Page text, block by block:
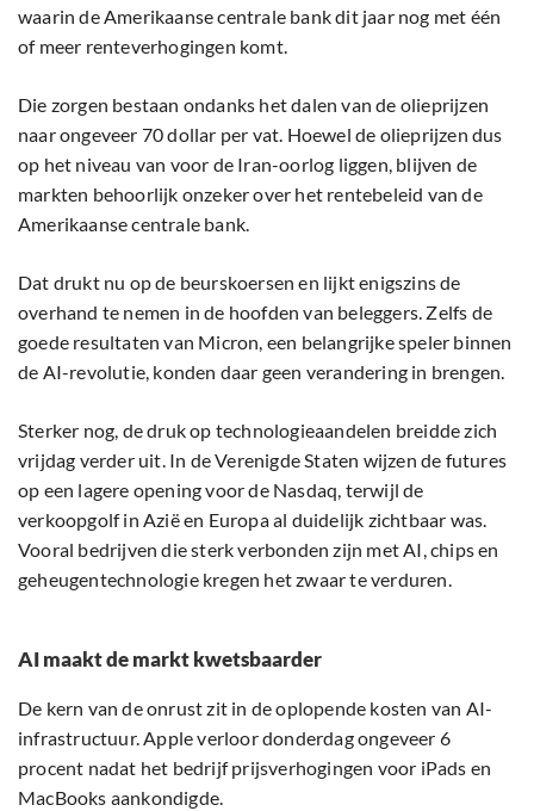
waarin de Amerikaanse centrale bank dit jaar nog met één
of meer renteverhogingen komt.
Die zorgen bestaan ondanks het dalen van de olieprijzen
naar ongeveer 70 dollar per vat. Hoewel de olieprijzen dus
op het niveau van voor de Iran-oorlog liggen, blijven de
markten behoorlijk onzeker over het rentebeleid van de
Amerikaanse centrale bank.
Dat drukt nu op de beurskoersen en lijkt enigszins de
overhand te nemen in de hoofden van beleggers. Zelfs de
goede resultaten van Micron, een belangrijke speler binnen
de AI-revolutie, konden daar geen verandering in brengen.
Sterker nog, de druk op technologieaandelen breidde zich
vrijdag verder uit. In de Verenigde Staten wijzen de futures
op een lagere opening voor de Nasdaq, terwijl de
verkoopgolf in Azië en Europa al duidelijk zichtbaar was.
Vooral bedrijven die sterk verbonden zijn met AI, chips en
geheugentechnologie kregen het zwaar te verduren.
AI maakt de markt kwetsbaarder
De kern van de onrust zit in de oplopende kosten van AI-
infrastructuur. Apple verloor donderdag ongeveer 6
procent nadat het bedrijf prijsverhogingen voor iPads en
MacBooks aankondigde.